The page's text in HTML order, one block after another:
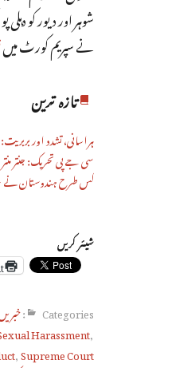
شوہر اور دیور کو دہلی
نے سپریم کورٹ میں
تازہ ترین
ہراسانی، تشدد اور
سی جے پی تحریک: جنتر منتر
کس طرح ہندوستان نے
شیئر کریں
Categories:
Harassment,
,Supreme Court